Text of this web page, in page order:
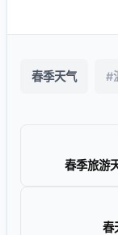
春季天气 #
春季旅游
春